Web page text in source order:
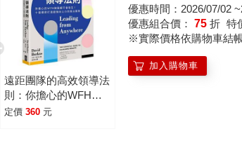
遠距團隊的高效領導法
則：你擔心的WFH缺
點都不會發生！十個環
定價 360 元
優惠時間：2026/07/02
優惠組合價： 75 折 特
※實際價格依購物車結
加入購物車